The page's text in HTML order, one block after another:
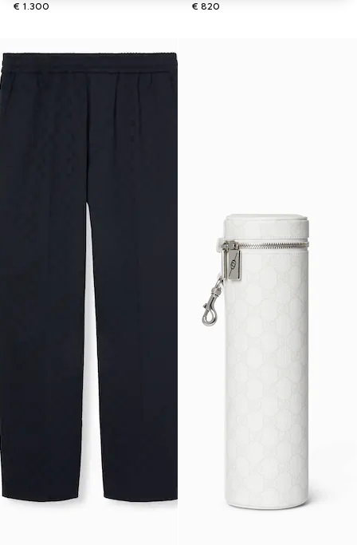
€ 1.300
€ 820